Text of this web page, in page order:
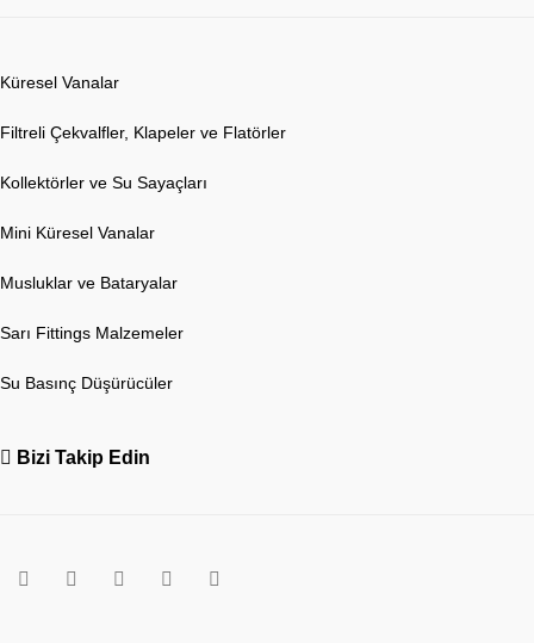
Küresel Vanalar
Filtreli Çekvalfler, Klapeler ve Flatörler
Kollektörler ve Su Sayaçları
Mini Küresel Vanalar
Musluklar ve Bataryalar
Sarı Fittings Malzemeler
Su Basınç Düşürücüler
Bizi Takip Edin